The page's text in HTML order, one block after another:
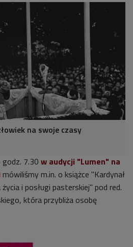
na swoje czasy
7.30 w audycji "Lumen" na
mówiliśmy m.in. o książce "Kardynał
i posługi pasterskiej" pod red.
która przybliża osobę